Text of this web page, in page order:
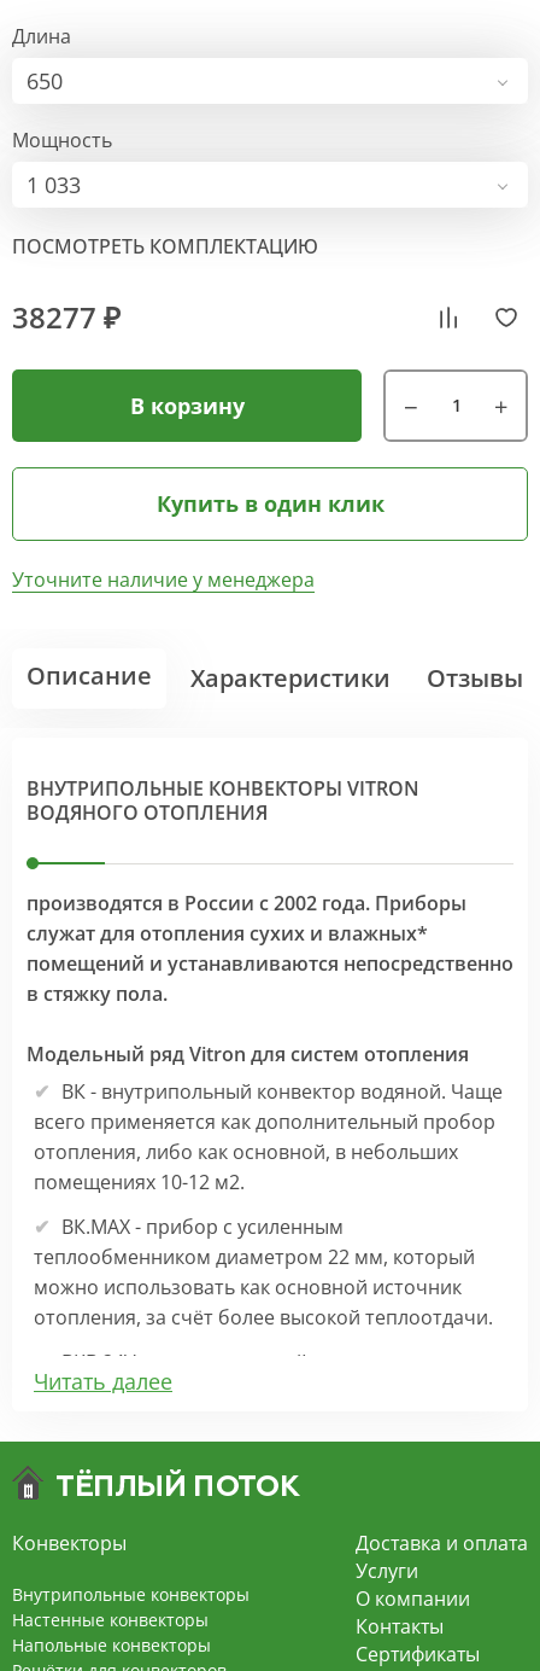
Длина
650
Мощность
1 033
ПОСМОТРЕТЬ КОМПЛЕКТАЦИЮ
38277 ₽
В корзину
Купить в один клик
Уточните наличие у менеджера
Описание Характеристики Отзывы
ВНУТРИПОЛЬНЫЕ КОНВЕКТОРЫ VITRON
ВОДЯНОГО ОТОПЛЕНИЯ
производятся в России с 2002 года. Приборы
служат для отопления сухих и влажных*
помещений и устанавливаются непосредственно
в стяжку пола.
Модельный ряд Vitron для систем отопления
ВК - внутрипольный конвектор водяной. Чаще
всего применяется как дополнительный пробор
отопления, либо как основной, в небольших
помещениях 10-12 м2.
ВК.МАХ - прибор с усиленным
теплообменником диаметром 22 мм, который
можно использовать как основной источник
отопления, за счёт более высокой теплоотдачи.
ВКВ 24V – внутрипольный конвектор
отопления с вентилятором на 24В подходит для
экономит электроэнергию и бесшумно работает.
конвекцией на 220В. За счет тангенциального
вентилятора создает принудительную
конвекцию, что позволяет обогревать
помещения большой площади.
Читать далее
Конвекторы
Внутрипольные конвекторы
Настенные конвекторы
Напольные конвекторы
Доставка и оплата
Услуги
О компании
Контакты
Сертификаты